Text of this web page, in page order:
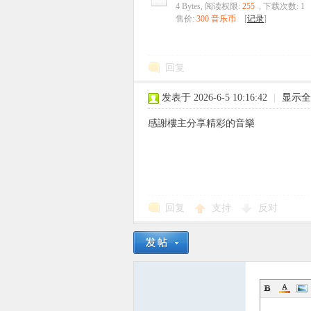
4 Bytes, 阅读权限: 255 , 下载次数: 1
售价: 300 音乐币 [记录]
回复
发表于 2026-6-5 10:16:42 显示
感謝樓主分享精彩的音樂
回复 支持 反对